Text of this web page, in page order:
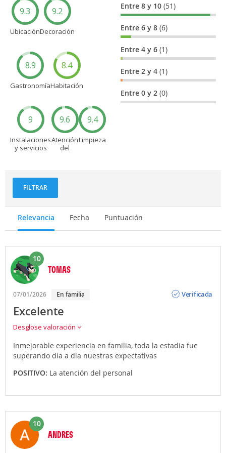
9.3
Ubicación
9.2
Decoración
8.9
Gastronomía
8.4
Habitación
9
Instalaciones
y servicios
9.6
Atención
del
9.4
Limpieza
Entre 8 y 10(51)
Entre 6 y 8(6)
Entre 4 y 6(1)
Entre 2 y 4(1)
Entre 0 y 2(0)
FILTRAR
Relevancia Fecha Puntuación
10
TOMAS
07/01/2026 En familia
Verificada
Excelente
Desglose valoración
Inmejorable experiencia en familia, toda la estadia fue
superando dia a dia nuestras expectativas
POSITIVO: La atención del personal
10
ANDRES